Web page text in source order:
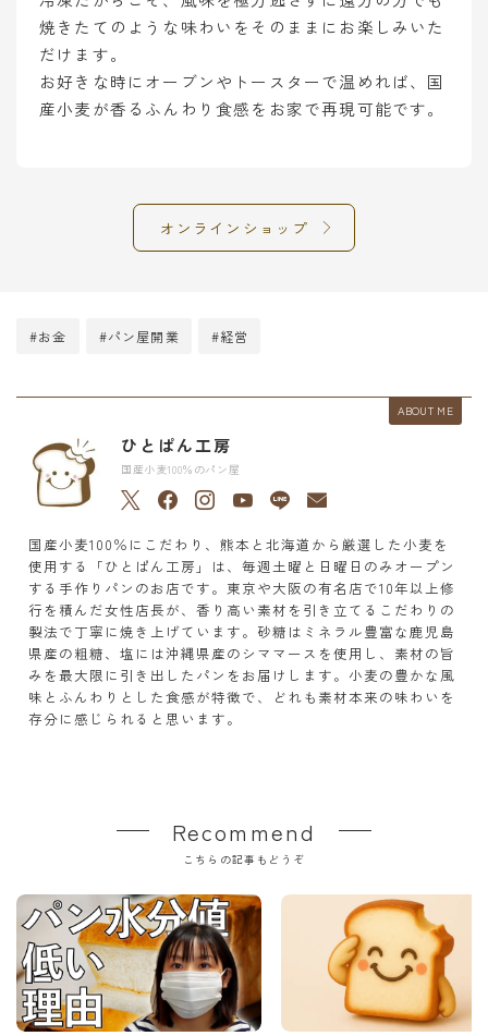
焼きたてのような味わいをそのままにお楽しみいた
だけます。
お好きな時にオーブンやトースターで温めれば、国
産小麦が香るふんわり食感をお家で再現可能です。
オンラインショップ
#お金 #パン屋開業 #経営
ABOUT ME
ひとぱん工房
国産小麦100％のパン屋
国産小麦100％にこだわり、熊本と北海道から厳選した小麦を
使用する「ひとぱん工房」は、毎週土曜と日曜日のみオープン
する手作りパンのお店です。東京や大阪の有名店で10年以上修
行を積んだ女性店長が、香り高い素材を引き立てるこだわりの
製法で丁寧に焼き上げています。砂糖はミネラル豊富な鹿児島
県産の粗糖、塩には沖縄県産のシママースを使用し、素材の旨
みを最大限に引き出したパンをお届けします。小麦の豊かな風
味とふんわりとした食感が特徴で、どれも素材本来の味わいを
存分に感じられると思います。
Recommend
こちらの記事もどうぞ